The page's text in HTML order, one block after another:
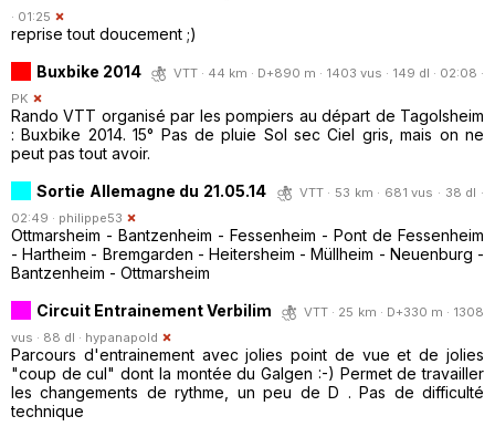
· 01:25
reprise tout doucement ;)
Buxbike 2014
VTT · 44 km · D+890 m · 1403 vus · 149 dl · 02:08 ·
PK
Rando VTT organisé par les pompiers au départ de Tagolsheim
: Buxbike 2014. 15° Pas de pluie Sol sec Ciel gris, mais on ne
peut pas tout avoir.
Sortie Allemagne du 21.05.14
VTT · 53 km · 681 vus · 38 dl ·
02:49 · philippe53
Ottmarsheim - Bantzenheim - Fessenheim - Pont de Fessenheim
- Hartheim - Bremgarden - Heitersheim - Müllheim - Neuenburg -
Bantzenheim - Ottmarsheim
Circuit Entrainement Verbilim
VTT · 25 km · D+330 m · 1308
vus · 88 dl · hypanapold
Parcours d'entrainement avec jolies point de vue et de jolies
"coup de cul" dont la montée du Galgen :-) Permet de travailler
les changements de rythme, un peu de D . Pas de difficulté
technique